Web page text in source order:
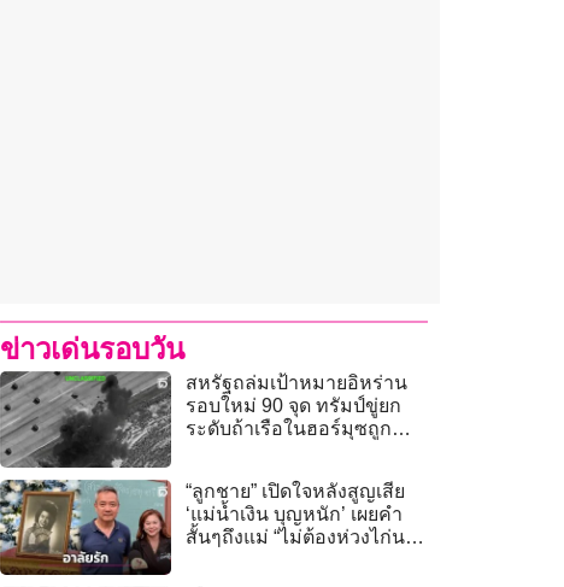
ข่าวเด่นรอบวัน
สหรัฐถล่มเป้าหมายอิหร่าน
รอบใหม่ 90 จุด ทรัมป์ขู่ยก
ระดับถ้าเรือในฮอร์มุซถูก
“ลูกชาย” เปิดใจหลังสูญเสีย
‘แม่น้ำเงิน บุญหนัก’ เผยคำ
สั้นๆถึงแม่ “ไม่ต้องห่วงไก่นะ